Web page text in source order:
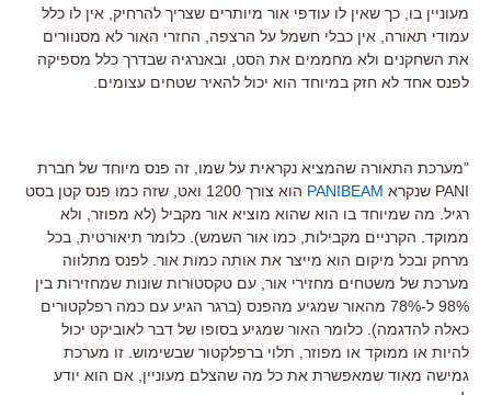
מעוניין בו, כך שאין לו עודפי אור מיותרים שצריך להרחיק, אין לו כלל
עמודי תאורה, אין כבלי חשמל על הרצפה, החזרי האור לא מסנוורים
את השחקנים ולא מחממים את הסט, ובאנרגיה שבדרך כלל מספיקה
לפנס אחד לא חזק במיוחד הוא יכול להאיר שטחים עצומים.
"מערכת התאורה שהמציא נקראית על שמו, זה פנס מיוחד של חברת
PANI שנקרא
PANIBEAM
הוא צורך 1200 ואט, שזה כמו פנס קטן בסט
רגיל. מה שמיוחד בו הוא שהוא מוציא אור מקביל (לא מפוזר, ולא
ממוקד. הקרניים מקבילות, כמו אור השמש). כלומר תיאורטית, בכל
מרחק ובכל מיקום הוא מייצר את אותה כמות אור. לפנס מתלווה
מערכת של משטחים מחזירי אור, עם טקסטורות שונות שמחזירות בין
98% ל-78% מהאור שמגיע מהפנס (ברגר הגיע עם כמה רפלקטורים
כאלה להדגמה). כלומר האור שמגיע בסופו של דבר לאוביקט יכול
להיות או ממוקד או מפוזר, תלוי ברפלקטור שבשימוש. זו מערכת
גמישה מאוד שמאפשרת את כל מה שהצלם מעוניין, אם הוא יודע